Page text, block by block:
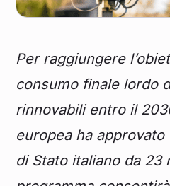
Per raggiungere
consumo finale lordo
rinnovabili entro il
europea ha
di Stato italiano da 23